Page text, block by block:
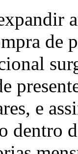
de
e
dentro